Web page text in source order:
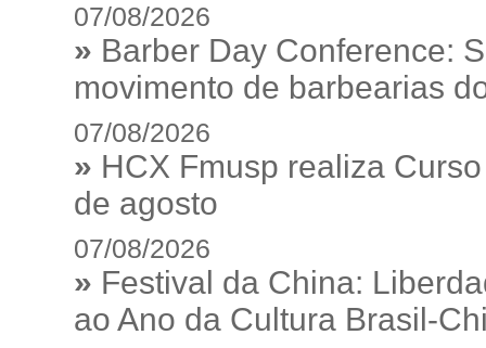
07/08/2026
» Barber Day Conference:
movimento de barbearias
07/08/2026
» HCX Fmusp realiza
de agosto
07/08/2026
» Festival da China:
ao Ano da Cultura Brasil-